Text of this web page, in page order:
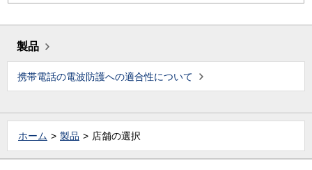
製品
携帯電話の電波防護への適合性について
ホーム 製品 店舗の選択